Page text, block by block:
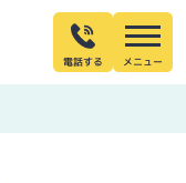
電話する